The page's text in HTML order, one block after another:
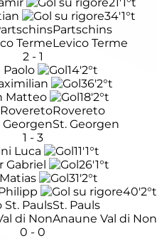
34'1°t
Partschins
Levico Terme
2- 1
Paolo
14'2°t
36'2°t
Matteo
18'2°t
Rovereto
St. Georgen
1 - 3
Luca
11'1°t
Gabriel
26'1°t
31'2°t
40'2°t
St. Pauls
Anaune Val di Non
0 - 0